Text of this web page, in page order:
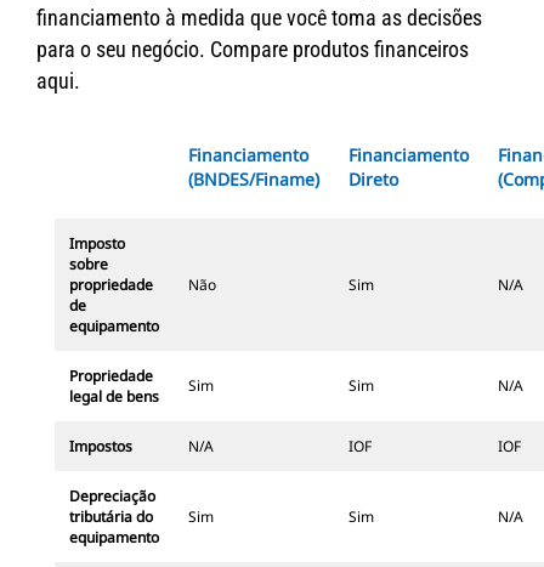
financiamento à medida que você toma as decisões
para o seu negócio. Compare produtos financeiros
aqui.
Financiamento
(BNDES/Finame)
Financiamento
Direto
Imposto
sobre
propriedade
de
equipamento
Não Sim N/A
Propriedade
legal de bens
Sim Sim N/A
Impostos N/A IOF IOF
Depreciação
tributária do
equipamento
Sim Sim N/A